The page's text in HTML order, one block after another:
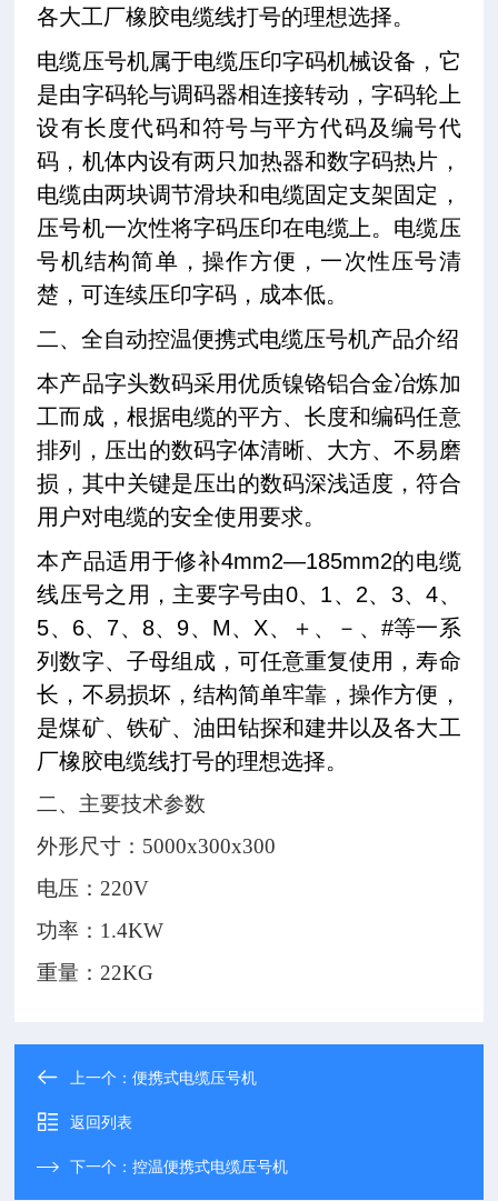
各大工厂橡胶电缆线打号的理想选择。
电缆压号机属于电缆压印字码机械设备，它
是由字码轮与调码器相连接转动，字码轮上
设有长度代码和符号与平方代码及编号代
码，机体内设有两只加热器和数字码热片，
电缆由两块调节滑块和电缆固定支架固定，
压号机一次性将字码压印在电缆上。电缆压
号机结构简单，操作方便，一次性压号清
楚，可连续压印字码，成本低。
二、全自动控温便携式电缆压号机产品介绍
本产品字头数码采用优质镍铬铝合金冶炼加
工而成，根据电缆的平方、长度和编码任意
排列，压出的数码字体清晰、大方、不易磨
损，其中关键是压出的数码深浅适度，符合
用户对电缆的安全使用要求。
本产品适用于修补4mm2—185mm2的电缆
线压号之用，主要字号由0、 1、 2、 3、4、
5、 6、 7、 8、 9、 M、 X、＋、－、 #等一系
列数字、子母组成，可任意重复使用，寿命
长，不易损坏，结构简单牢靠，操作方便，
是煤矿、铁矿、油田钻探和建井以及各大工
厂橡胶电缆线打号的理想选择。
二、 主要技术参数
外形尺寸：5000x300x300
电压：220V
功率：1.4KW
重量：22KG
上一个：便携式电缆压号机
返回列表
下一个：控温便携式电缆压号机